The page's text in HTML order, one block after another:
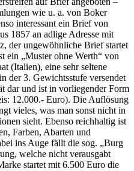
wie u. a. von Boker
interessant ein Brief von
1857 an adlige Adresse mit
der ungewöhnliche Brief startet
ein „Muster ohne Werth“ von
(Italien), eine sehr seltene
der 3. Gewichtsstufe versendet
dar und ist in vorliegender Form
12.000.- Euro). Die Auflösung
vieles, was man sonst nicht in
sieht. Ebenso reichhaltig ist
Farben, Abarten und
ins Auge fällt die sog. „Burg
welche nicht verausgabt
startet mit 6.500 Euro die